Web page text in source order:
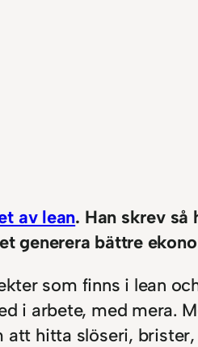
av lean. Han skrev så
generera bättre
som finns i lean
i arbete, med mera.
hitta slöseri,